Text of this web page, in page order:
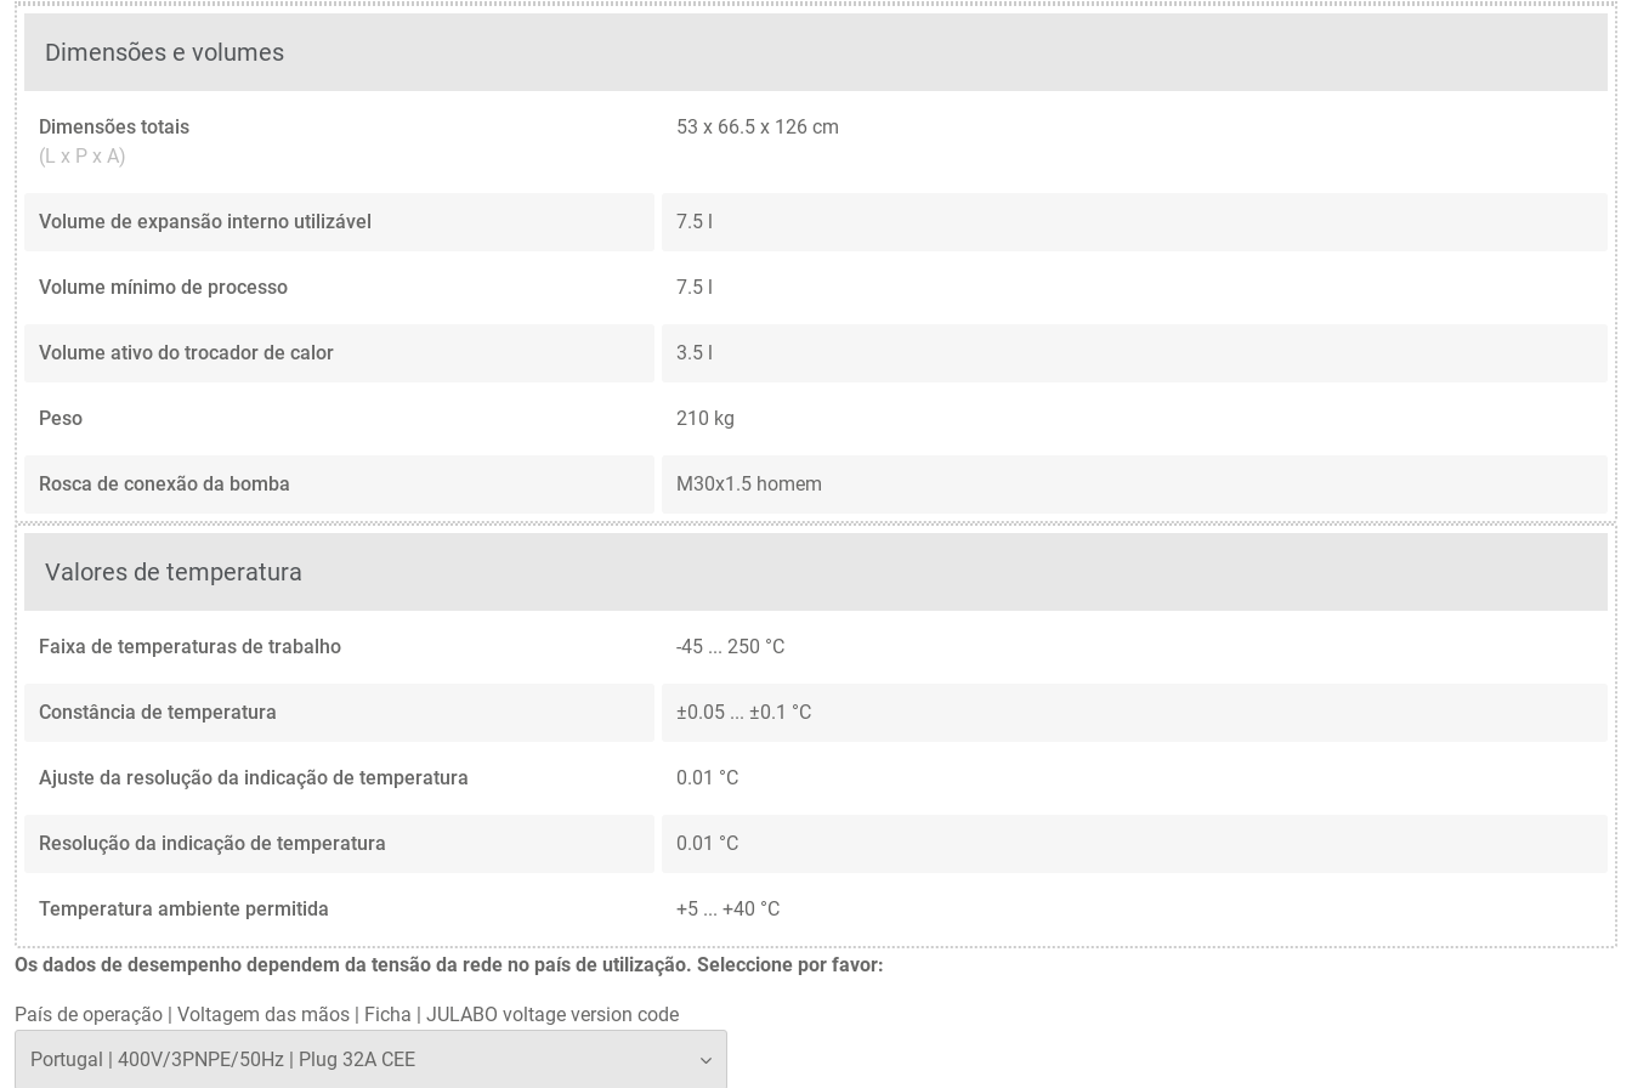
Dimensões e volumes
Dimensões totais
(L x P x A)
53 x 66.5 x 126 cm
Volume de expansão interno utilizável 7.5 l
Volume mínimo de processo 7.5 l
Volume ativo do trocador de calor 3.5 l
Peso 210 kg
Rosca de conexão da bomba M30x1.5 homem
Valores de temperatura
Faixa de temperaturas de trabalho -45 ... 250 °C
Constância de temperatura ±0.05 ... ±0.1 °C
Ajuste da resolução da indicação de temperatura 0.01 °C
Resolução da indicação de temperatura 0.01 °C
Temperatura ambiente permitida +5 ... +40 °C
Os dados de desempenho dependem da tensão da rede no país de utilização. Seleccione por favor:
País de operação | Voltagem das mãos | Ficha | JULABO voltage version code